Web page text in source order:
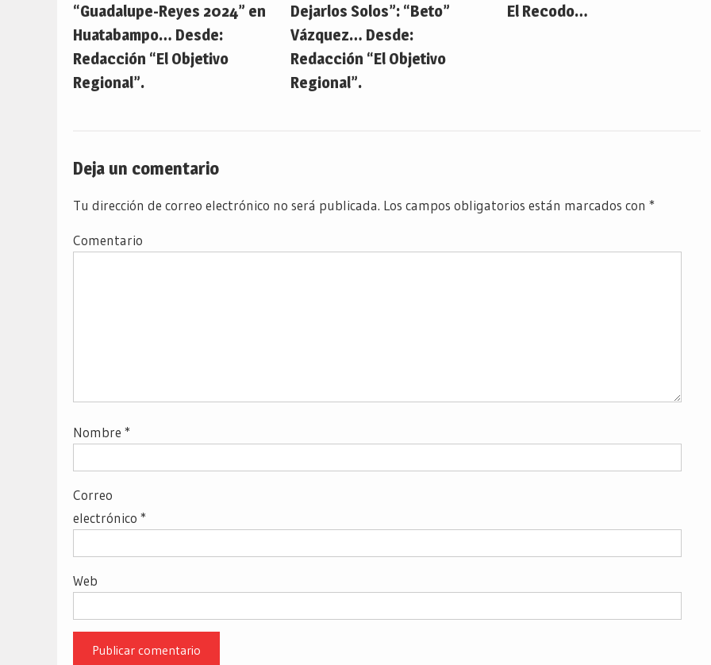
“Guadalupe-Reyes 2024” en
Huatabampo… Desde:
Redacción “El Objetivo
Regional”.
Dejarlos Solos”: “Beto”
Vázquez… Desde:
Redacción “El Objetivo
Regional”.
El Recodo…
Deja un comentario
Tu dirección de correo electrónico no será publicada. Los campos obligatorios están marcados con *
Comentario
Nombre *
Correo
electrónico *
Web